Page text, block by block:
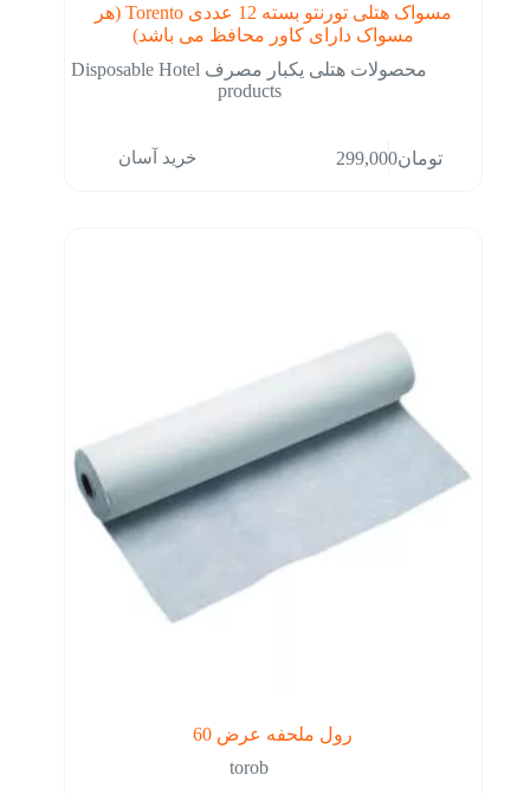
مسواک هتلی تورنتو بسته 12 عددی Torento (هر
مسواک دارای کاور محافظ می باشد)
محصولات هتلی یکبار مصرف Disposable Hotel
products
تومان299,000 خرید آسان
رول ملحفه عرض 60
torob